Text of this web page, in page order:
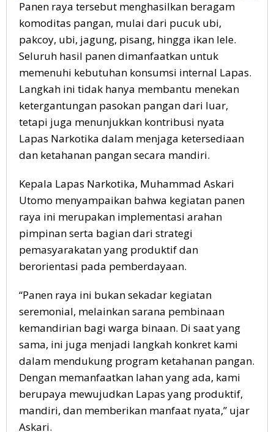
Panen raya tersebut menghasilkan beragam
komoditas pangan, mulai dari pucuk ubi,
pakcoy, ubi, jagung, pisang, hingga ikan lele.
Seluruh hasil panen dimanfaatkan untuk
memenuhi kebutuhan konsumsi internal Lapas.
Langkah ini tidak hanya membantu menekan
ketergantungan pasokan pangan dari luar,
tetapi juga menunjukkan kontribusi nyata
Lapas Narkotika dalam menjaga ketersediaan
dan ketahanan pangan secara mandiri.
Kepala Lapas Narkotika, Muhammad Askari
Utomo menyampaikan bahwa kegiatan panen
raya ini merupakan implementasi arahan
pimpinan serta bagian dari strategi
pemasyarakatan yang produktif dan
berorientasi pada pemberdayaan.
“Panen raya ini bukan sekadar kegiatan
seremonial, melainkan sarana pembinaan
kemandirian bagi warga binaan. Di saat yang
sama, ini juga menjadi langkah konkret kami
dalam mendukung program ketahanan pangan.
Dengan memanfaatkan lahan yang ada, kami
berupaya mewujudkan Lapas yang produktif,
mandiri, dan memberikan manfaat nyata,” ujar
Askari.